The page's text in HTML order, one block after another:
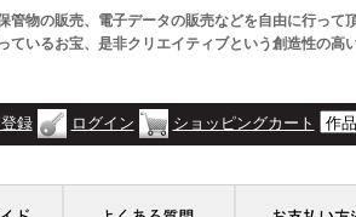
管物の販売、電子データの販売などを自由に行って
ているお宝、是非クリエイティブという創造性の高
録 ログイン ショッピングカート